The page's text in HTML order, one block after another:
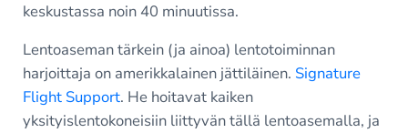
keskustassa noin 40 minuutissa.
Lentoaseman tärkein (ja ainoa) lentotoiminnan
harjoittaja on amerikkalainen jättiläinen. Signature
Flight Support. He hoitavat kaiken
yksityislentokoneisiin liittyvän tällä lentoasemalla, ja